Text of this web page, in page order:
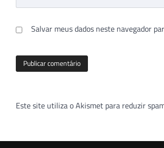
Salvar meus dados neste navegador
Este site utiliza o Akismet para reduzir